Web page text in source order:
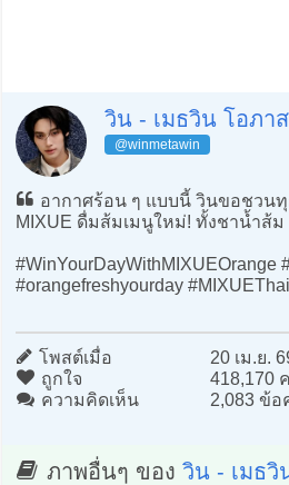
วิน - เมธวิน โอภา
@winmetawin
อากาศร้อน ๆ แบบนี้ วินขอชวนทุ
MIXUE ดื่มส้มเมนูใหม่! ทั้งชาน้ำส้
#WinYourDayWithMIXUEOrange
#orangefreshyourday
โพสต์เมื่อ
20 เม.ย.
ถูกใจ
418,170
ความคิดเห็น
2,083 ข้อ
ภาพอื่นๆ ของ วิน - เมธวิ